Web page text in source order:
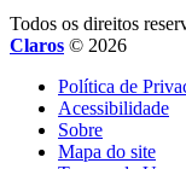
Todos os direitos
Claros © 2026
Política de
Acessibilidade
Sobre
Mapa do site